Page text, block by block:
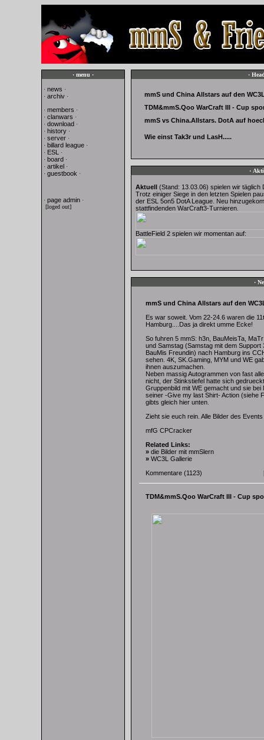
· menu ·
· news ·
· archiv·
· members ·
· clanwars ·
· download ·
· history·
· server·
· billard league·
· ESL
·
· board ·
· artikel ·
· guestbook ·
· page admin·
[loged out]
·
mmS und China Allstars auf den
TDM&mmS.Qoo WarCraft III - Cup
mmS vs China.Allstars. DotA auf
Wie einst Tak3r und LasH.....
·
Aktuell(Stand: 13.03.06) spielen wir täglich
Trotz einiger Siege in den letzten Spielen
der ESL 5on5 DotA League. Neu
stattfindenden WarCraft3-Turnieren.
BattleField 2 spielen wir momentan auf:
·
mmS und China Allstars auf den
Es war soweit. Vom 22-24.6 waren die
Hamburg....Das ja direkt umme Ecke!
So fuhren 5 mmS: h3n, BauMeisTa,
und Samstag (Samstag mit dem
BauMis Freundin) nach Hamburg ins
sehen. 4K, SK.Gaming, MYM und WE
ihnen auszumachen.
Neben massig Autogrammen von fast
nicht, der Stinkstiefel hatte sich
Gruppenbild mit WE gemacht und sie
seiner -Give my last Shirt- Action (siehe
gibts gleich hier unten.
Zieht sie euch rein. Alle Bilder des
mfG CPCracker
Related Links:
» die Bilder mit mmSlern
» WC3L Gallerie
Kommentare(1123)
TDM&mmS.Qoo WarCraft III - Cup